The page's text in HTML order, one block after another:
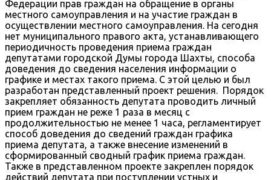
Федерации прав граждан на обращение в органы
местного самоуправления и на участие граждан в
осуществлении местного самоуправления. На сегодня
нет муниципального правого акта, устанавливающего
периодичность проведения приема граждан
депутатами городской Думы города Шахты, способа
доведения до сведения населения информации о
графике и местах такого приема. С этой целью и был
разработан представленный проект решения. Порядок
закрепляет обязанность депутата проводить личный
прием граждан не реже 1 раза в месяц с
продолжительностью не менее 1 часа, регламентирует
способ доведения до сведений граждан графика
приема депутата, а также внесение изменений в
сформированный сводный график приема граждан.
Также в представленном проекте закреплен порядок
действий депутата при поступлении устных и